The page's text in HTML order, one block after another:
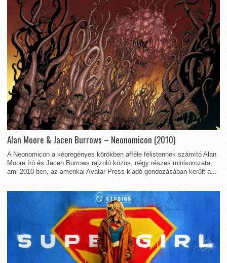
Alan Moore & Jacen Burrows – Neonomicon (2010)
A Neonomicon a képregényes körökben afféle félistennek számító Alan
Moore író és Jacen Burrows rajzoló közös, négy részes minisorozata,
ami 2010-ben, az amerikai Avatar Press kiadó gondozásában került a...